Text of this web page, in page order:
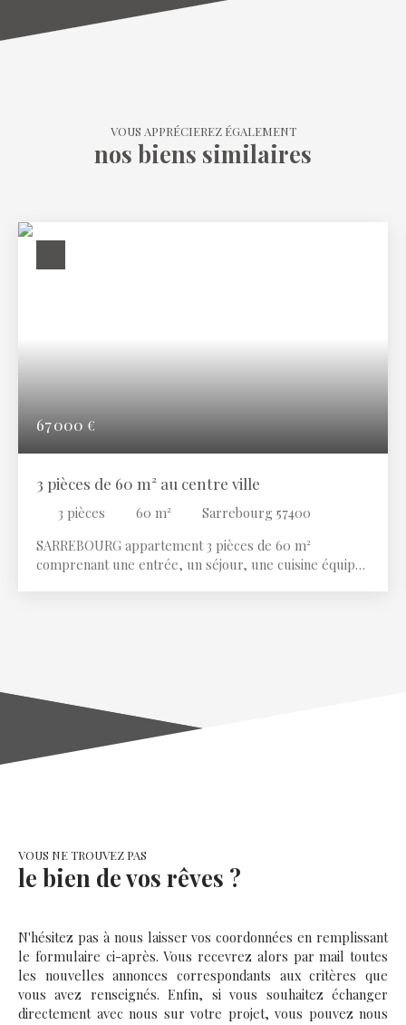
VOUS APPRÉCIEREZ ÉGALEMENT
nos biens similaires
67 000 €
3 pièces de 60 m² au centre ville
3 pièces 60 m²
Sarrebourg 57400
SARREBOURG appartement 3 pièces de 60 m²
comprenant une entrée, un séjour, une cuisine équipée
VOUS NE TROUVEZ PAS
le bien de vos rêves ?
N'hésitez pas à nous laisser vos coordonnées en remplissant
le formulaire ci-après. Vous recevrez alors par mail toutes
les nouvelles annonces correspondants aux critères que
vous avez renseignés. Enfin, si vous souhaitez échanger
directement avec nous sur votre projet, vous pouvez nous